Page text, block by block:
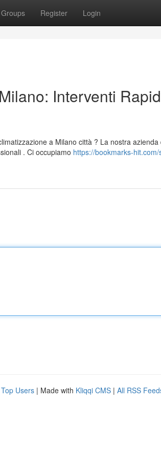
Groups Register Login
Interventi
a Milano città ? La nostra
. Ci occupiamo https://bookmarks-
Top Users | Made with Kliqqi CMS | All RSS